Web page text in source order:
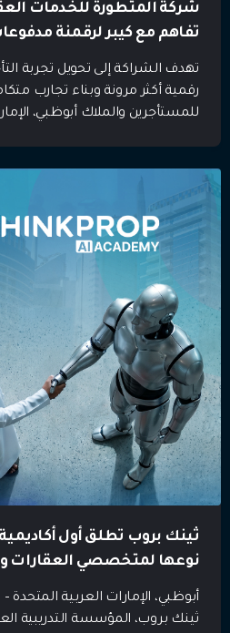
شركة المتطورة للخدمات
تفاهم مع كيبر لرقمنة
تهدف الشراكة إلى تحويل تجربة
رقمية أكثر مرونة وبناء تجارب
للإيجارات، وخدمة “استأجر الآن،
[…]
ثينك بروب تطلق أول
نوعها لمتخصصي العقارات
ثينك بروب، المؤسسة التدريبية